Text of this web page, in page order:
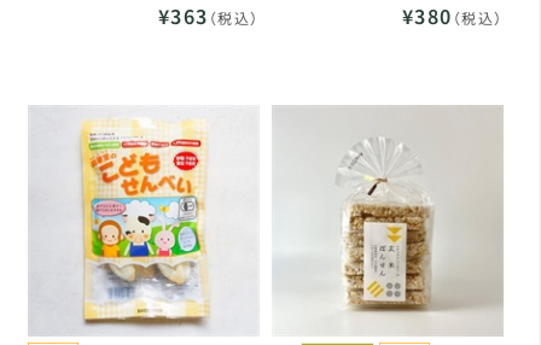
¥363 （税込） ¥380 （税込）